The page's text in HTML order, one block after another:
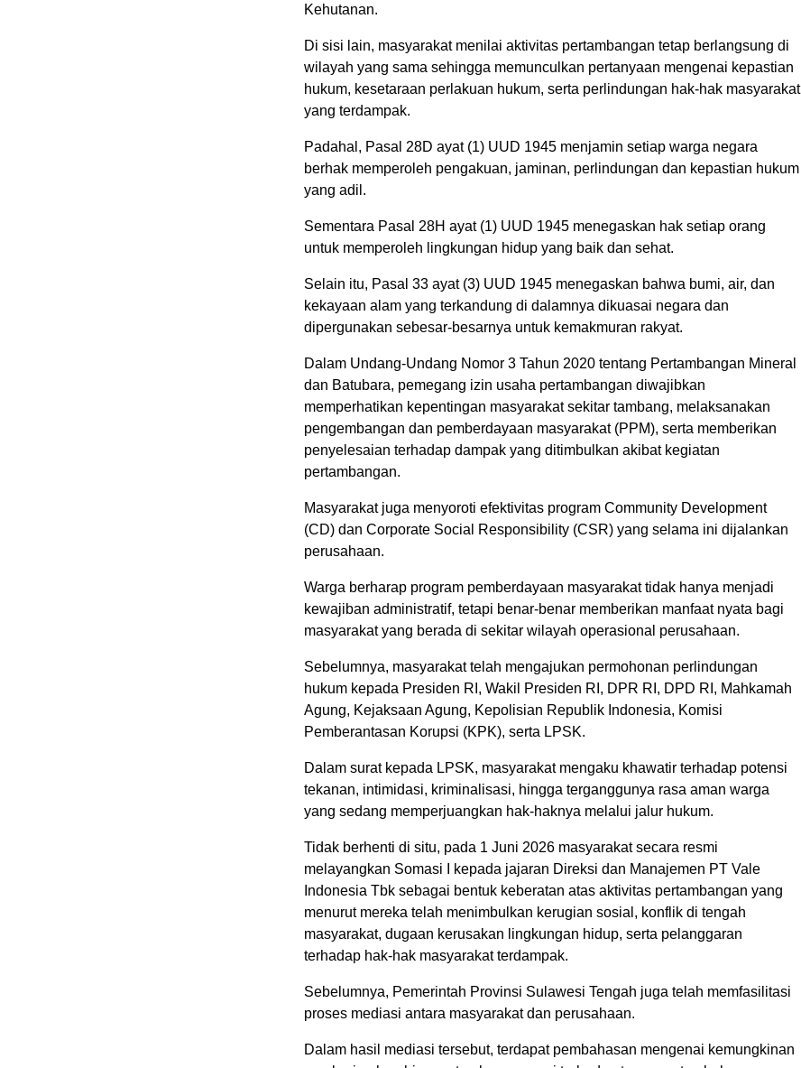
Kehutanan.
Di sisi lain, masyarakat menilai aktivitas pertambangan tetap berlangsung di
wilayah yang sama sehingga memunculkan pertanyaan mengenai kepastian
hukum, kesetaraan perlakuan hukum, serta perlindungan hak-hak masyarakat
yang terdampak.
Padahal, Pasal 28D ayat (1) UUD 1945 menjamin setiap warga negara
berhak memperoleh pengakuan, jaminan, perlindungan dan kepastian hukum
yang adil.
Sementara Pasal 28H ayat (1) UUD 1945 menegaskan hak setiap orang
untuk memperoleh lingkungan hidup yang baik dan sehat.
Selain itu, Pasal 33 ayat (3) UUD 1945 menegaskan bahwa bumi, air, dan
kekayaan alam yang terkandung di dalamnya dikuasai negara dan
dipergunakan sebesar-besarnya untuk kemakmuran rakyat.
Dalam Undang-Undang Nomor 3 Tahun 2020 tentang Pertambangan Mineral
dan Batubara, pemegang izin usaha pertambangan diwajibkan
memperhatikan kepentingan masyarakat sekitar tambang, melaksanakan
pengembangan dan pemberdayaan masyarakat (PPM), serta memberikan
penyelesaian terhadap dampak yang ditimbulkan akibat kegiatan
pertambangan.
Masyarakat juga menyoroti efektivitas program Community Development
(CD) dan Corporate Social Responsibility (CSR) yang selama ini dijalankan
perusahaan.
Warga berharap program pemberdayaan masyarakat tidak hanya menjadi
kewajiban administratif, tetapi benar-benar memberikan manfaat nyata bagi
masyarakat yang berada di sekitar wilayah operasional perusahaan.
Sebelumnya, masyarakat telah mengajukan permohonan perlindungan
hukum kepada Presiden RI, Wakil Presiden RI, DPR RI, DPD RI, Mahkamah
Agung, Kejaksaan Agung, Kepolisian Republik Indonesia, Komisi
Pemberantasan Korupsi (KPK), serta LPSK.
Dalam surat kepada LPSK, masyarakat mengaku khawatir terhadap potensi
tekanan, intimidasi, kriminalisasi, hingga terganggunya rasa aman warga
yang sedang memperjuangkan hak-haknya melalui jalur hukum.
Tidak berhenti di situ, pada 1 Juni 2026 masyarakat secara resmi
melayangkan Somasi I kepada jajaran Direksi dan Manajemen PT Vale
Indonesia Tbk sebagai bentuk keberatan atas aktivitas pertambangan yang
menurut mereka telah menimbulkan kerugian sosial, konflik di tengah
masyarakat, dugaan kerusakan lingkungan hidup, serta pelanggaran
terhadap hak-hak masyarakat terdampak.
Sebelumnya, Pemerintah Provinsi Sulawesi Tengah juga telah memfasilitasi
proses mediasi antara masyarakat dan perusahaan.
Dalam hasil mediasi tersebut, terdapat pembahasan mengenai kemungkinan